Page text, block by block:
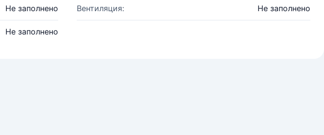
Не заполнено Вентиляция: Не заполнено
Не заполнено